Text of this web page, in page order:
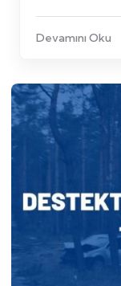
Devamını Oku